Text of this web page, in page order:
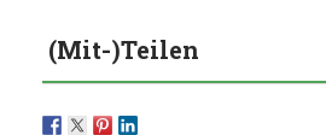
(Mit-)Teilen